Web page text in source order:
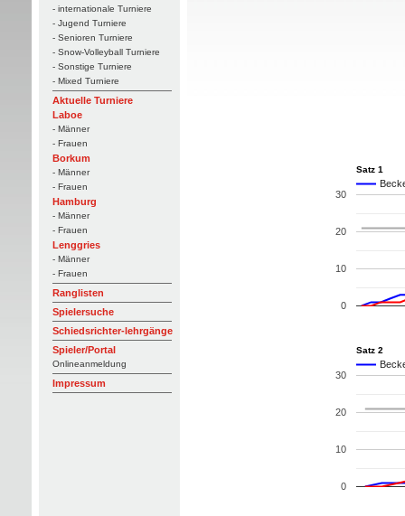
- internationale Turniere
- Jugend Turniere
- Senioren Turniere
- Snow-Volleyball Turniere
- Sonstige Turniere
- Mixed Turniere
Aktuelle Turniere
Laboe
- Männer
- Frauen
Borkum
- Männer
- Frauen
Hamburg
- Männer
- Frauen
Lenggries
- Männer
- Frauen
Ranglisten
Spielersuche
Schiedsrichter-lehrgänge
Spieler/Portal
Onlineanmeldung
Impressum
Satz 1
0
10
20
30
Satz 2
0
10
20
30